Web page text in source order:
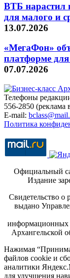
ВТБ нарастил
для малого и
13.07.2026
«МегаФон»
платформе
07.07.2026
Телефоны
556-2850 (реклама
E-mail:
Политика
Официальный
Издание
Свидетельство
выдано
информационных
Архангельской
Нажимая
файлов cookie и
аналитики
для улучшения